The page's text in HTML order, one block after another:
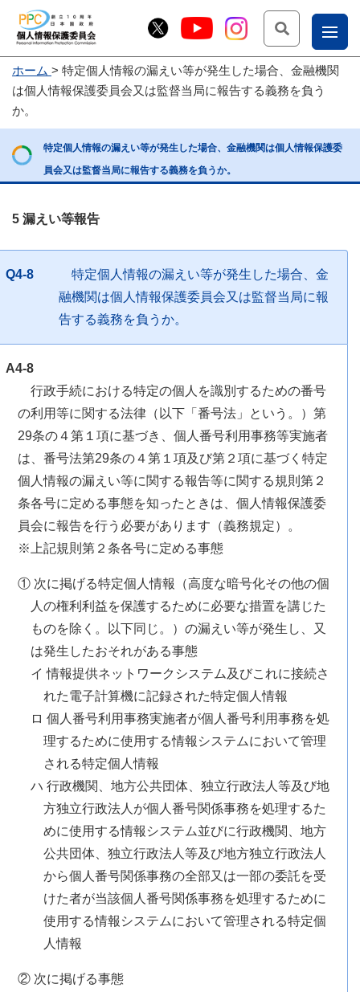
問
合
せ
こー
ー部
ホーム
特定個人情報の漏えい等が発生した場合、金融機関
は個人情報保護委員会又は監督当局に報告する義務を負う
か。
特定個人情報の漏えい等が発生した場合、金融機関は個人情報保護委
員会又は監督当局に報告する義務を負うか。
5 漏えい等報告
Q4-8
特定個人情報の漏えい等が発生した場合、金
融機関は個人情報保護委員会又は監督当局に報
告する義務を負うか。
A4-8
行政手続における特定の個人を識別するための番号
の利用等に関する法律（以下「番号法」という。）第
29条の４第１項に基づき、個人番号利用事務等実施者
は、番号法第29条の４第１項及び第２項に基づく特定
個人情報の漏えい等に関する報告等に関する規則第２
条各号に定める事態を知ったときは、個人情報保護委
員会に報告を行う必要があります（義務規定）。
※上記規則第２条各号に定める事態
① 次に掲げる特定個人情報（高度な暗号化その他の個
人の権利利益を保護するために必要な措置を講じた
ものを除く。以下同じ。）の漏えい等が発生し、又
は発生したおそれがある事態
イ 情報提供ネットワークシステム及びこれに接続さ
れた電子計算機に記録された特定個人情報
ロ 個人番号利用事務実施者が個人番号利用事務を処
理するために使用する情報システムにおいて管理
される特定個人情報
ハ 行政機関、地方公共団体、独立行政法人等及び地
方独立行政法人が個人番号関係事務を処理するた
めに使用する情報システム並びに行政機関、地方
公共団体、独立行政法人等及び地方独立行政法人
から個人番号関係事務の全部又は一部の委託を受
けた者が当該個人番号関係事務を処理するために
使用する情報システムにおいて管理される特定個
人情報
② 次に掲げる事態